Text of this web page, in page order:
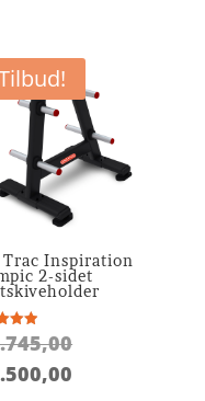
kr.
kr.
Trac Inspiration
2-sidet
Den